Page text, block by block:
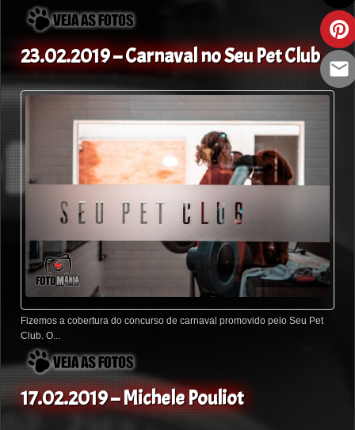
23.02.2019 – Carnaval no Seu Pet Club
Fizemos a cobertura do concurso de carnaval promovido pelo Seu Pet
Club. O...
17.02.2019 – Michele Pouliot